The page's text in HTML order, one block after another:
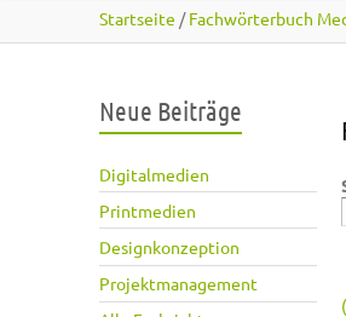
Startseite /Fachwörterbuch
Neue Beiträge
Digitalmedien
Printmedien
Designkonzeption
Projektmanagement
(